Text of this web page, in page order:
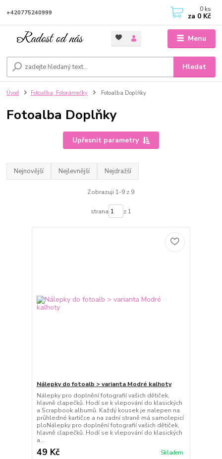
Menu
Hledat
+420775240999 0 ks
za 0 Kč
Úvod Fotoalba, Fotorámečky Fotoalba Doplňky
Fotoalba Doplňky
Upřesnit parametry
Nejnovější Nejlevnější Nejdražší
Zobrazuji 1-9 z 9
strana z 1
Nálepky do fotoalb > varianta Modré kalhoty
Nálepky pro doplnění fotografií vašich dětiček,
hlavně clapečků. Hodí se k vlepování do klasických
a Scrapbook albumů. Každý kousek je nalepen na
průhledné kartičce a na zadní straně má samolepicí
ploNálepky pro doplnění fotografií vašich dětiček,
hlavně clapečků. Hodí se k vlepování do klasických
a...
49 Kč Skladem